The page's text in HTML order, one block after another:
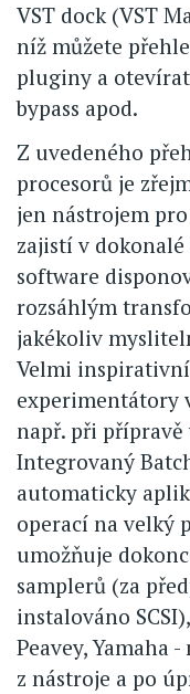
VST dock (VST
níž můžete
pluginy a
bypass apod.
Z uvedeného
procesorů je
jen nástrojem
zajistí v
software
rozsáhlým
jakékoliv
Velmi
experimentátory
např. při přípravě
Integrovaný
automaticky
operací na velký
umožňuje
samplerů (za
instalováno
Peavey, Yamaha
z nástroje a po